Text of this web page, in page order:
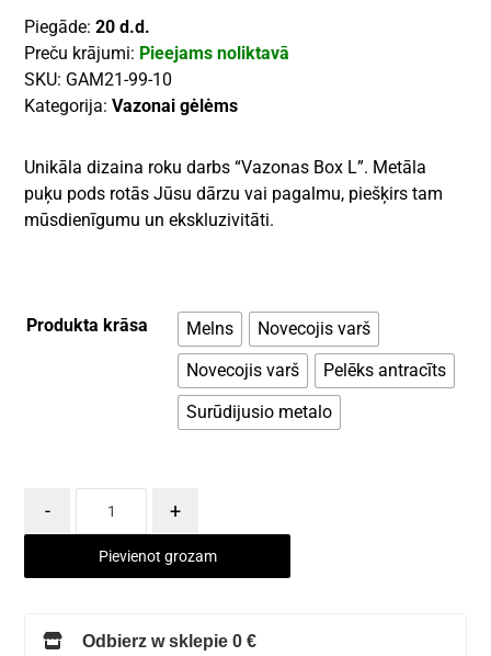
Piegāde:20 d.d.
Preču krājumi: Pieejams noliktavā
SKU: GAM21-99-10
Kategorija:Vazonai gėlėms
Unikāla dizaina roku darbs “Vazonas Box L”. Metāla
puķu pods rotās Jūsu dārzu vai pagalmu, piešķirs tam
mūsdienīgumu un ekskluzivitāti.
Produkta krāsa Melns
Novecojis varš
Novecojis varš
Pelēks antracīts
Surūdijusio metalo
- +
Pievienot grozam
Odbierz w sklepie 0 €